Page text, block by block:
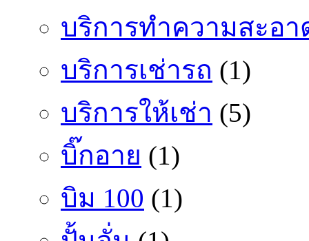
บริการทำความสะอา
บริการเช่ารถ (1)
บริการให้เช่า (5)
บิ๊กอาย (1)
บิม 100 (1)